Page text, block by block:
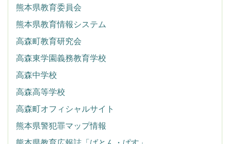
熊本県教育委員会
熊本県教育情報システム
高森町教育研究会
高森東学園義務教育学校
高森中学校
高森高等学校
高森町オフィシャルサイト
熊本県警犯罪マップ情報